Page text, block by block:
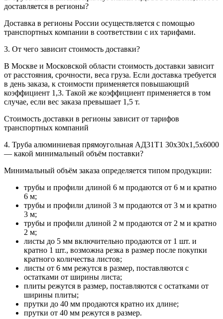
доставляется в регионы?
Доставка в регионы России осуществляется с помощью
транспортных компании в соответствии с их тарифами.
3. От чего зависит стоимость доставки?
В Москве и Московской области стоимость доставки зависит
от расстояния, срочности, веса груза. Если доставка требуется
в день заказа, к стоимости применяется повышающий
коэффициент 1,3. Такой же коэффициент применяется в том
случае, если вес заказа превышает 1,5 т.
Стоимость доставки в регионы зависит от тарифов
транспортных компаний
4. Труба алюминиевая прямоугольная АД31Т1 30х30х1,5х6000
— какой минимальный объём поставки?
Минимальный объём заказа определяется типом продукции:
трубы и профили длиной 6 м продаются от 6 м и кратно
6 м;
трубы и профили длиной 3 м продаются от 3 м и кратно
3 м;
трубы и профили длиной 2 м продаются от 2 м и кратно
2 м;
листы до 5 мм включительно продаются от 1 шт. и
кратно 1 шт., возможна резка в размер после покупки
кратного количества листов;
листы от 6 мм режутся в размер, поставляются с
остатками от ширины листа;
плиты режутся в размер, поставляются с остатками от
ширины плиты;
прутки до 40 мм продаются кратно их длине;
прутки от 40 мм режутся в размер.